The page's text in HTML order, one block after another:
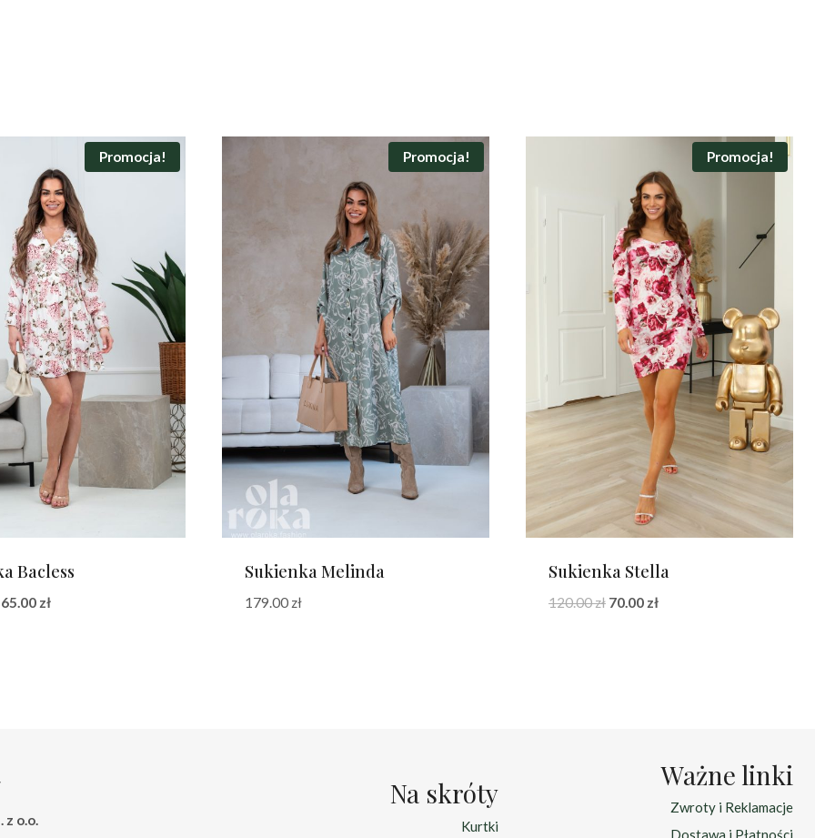
Promocja!
Bacless
Pierwotna
65.00 złAktualna
Promocja!
Sukienka Melinda
179.00 zł
Promocja!
Sukienka Stella
120.00zł Pierwotna
70.00 złAktualna
z o.o.
Na skróty
Kurtki
Ważne linki
Zwroty i Reklamacje
Dostawa i Płatności